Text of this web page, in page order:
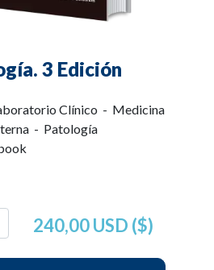
3 Edición
Clínico - Medicina
- Patología
240,00 USD ($)